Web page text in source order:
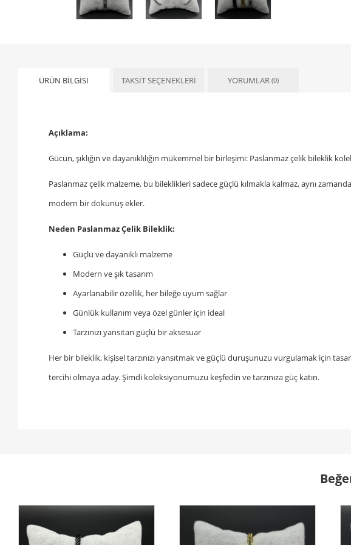
ÜRÜN BILGISI TAKSIT SEÇENEKLERI YORUMLAR (0)
Açıklama:
Gücün, şıklığın ve dayanıklılığın mükemmel bir birleşimi: Paslanmaz çelik bileklik
Paslanmaz çelik malzeme, bu bileklikleri sadece güçlü kılmakla kalmaz, aynı
modern bir dokunuş ekler.
Neden Paslanmaz Çelik Bileklik:
Güçlü ve dayanıklı malzeme
Modern ve şık tasarım
Ayarlanabilir özellik, her bileğe uyum sağlar
Günlük kullanım veya özel günler için ideal
Tarzınızı yansıtan güçlü bir aksesuar
Her bir bileklik, kişisel tarzınızı yansıtmak ve güçlü duruşunuzu vurgulamak için
tercihi olmaya aday. Şimdi koleksiyonumuzu keşfedin ve tarzınıza güç katın.